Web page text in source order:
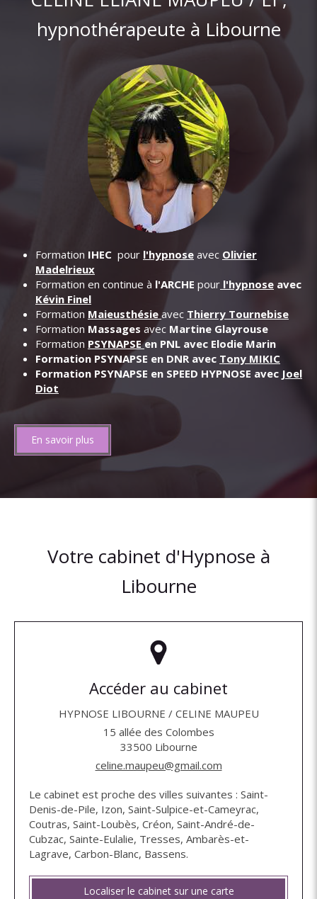
hypnothérapeute à Libourne
Formation IHEC pour l'hypnose avec Olivier
Madelrieux
Formation en continue à l'ARCHE pour l'hypnose avec
Kévin Finel
Formation Maieusthésie avec Thierry Tournebise
Formation Massages avec Martine Glayrouse
Formation PSYNAPSEen PNL avec Elodie Marin
Formation PSYNAPSE en DNR avec Tony MIKIC
Formation PSYNAPSE en SPEED HYPNOSE avec Joel
Diot
En savoir plus
Votre cabinet d'Hypnose à
Libourne
Accéder au cabinet
HYPNOSE LIBOURNE / CELINE MAUPEU
15 allée des Colombes
33500 Libourne
celine.maupeu@gmail.com
Le cabinet est proche des villes suivantes : Saint-
Denis-de-Pile, Izon, Saint-Sulpice-et-Cameyrac,
Coutras, Saint-Loubès, Créon, Saint-André-de-
Cubzac, Sainte-Eulalie, Tresses, Ambarès-et-
Lagrave, Carbon-Blanc, Bassens.
Localiser le cabinet sur une carte